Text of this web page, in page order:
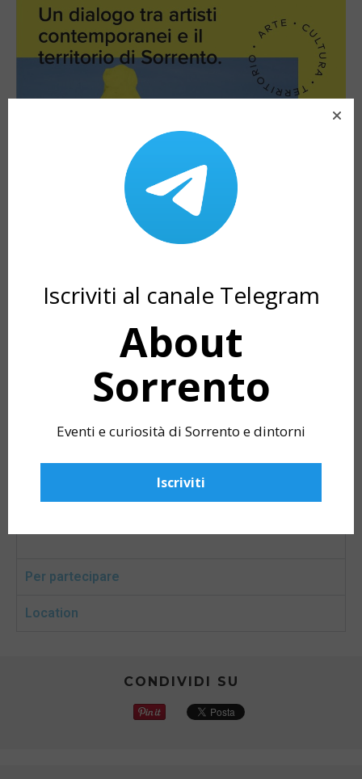
FESTIVA’ SORRENTO
Per partecipare
Location
CONDIVIDI SU
Iscriviti al canale Telegram
About
Sorrento
Eventi e curiosità di Sorrento e dintorni
Iscriviti